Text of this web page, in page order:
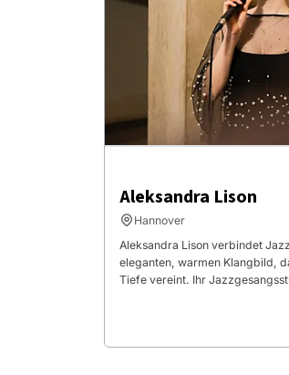
Aleksandra Lison
Hannover
Aleksandra Lison verbindet
eleganten, warmen Klangbild,
Tiefe vereint. Ihr